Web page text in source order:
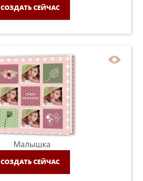
СОЗДАТЬ СЕЙЧАС
Малышка
СОЗДАТЬ СЕЙЧАС